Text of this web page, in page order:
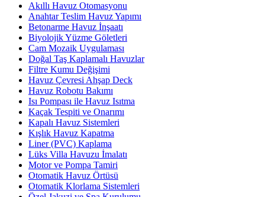
Akıllı Havuz Otomasyonu
Anahtar Teslim Havuz Yapımı
Betonarme Havuz İnşaatı
Biyolojik Yüzme Göletleri
Cam Mozaik Uygulaması
Doğal Taş Kaplamalı Havuzlar
Filtre Kumu Değişimi
Havuz Çevresi Ahşap Deck
Havuz Robotu Bakımı
Isı Pompası ile Havuz Isıtma
Kaçak Tespiti ve Onarımı
Kapalı Havuz Sistemleri
Kışlık Havuz Kapatma
Liner (PVC) Kaplama
Lüks Villa Havuzu İmalatı
Motor ve Pompa Tamiri
Otomatik Havuz Örtüsü
Otomatik Klorlama Sistemleri